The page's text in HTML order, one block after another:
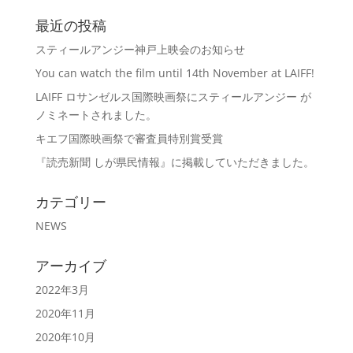
最近の投稿
スティールアンジー神戸上映会のお知らせ
You can watch the film until 14th November at LAIFF!
LAIFF ロサンゼルス国際映画祭にスティールアンジー が
ノミネートされました。
キエフ国際映画祭で審査員特別賞受賞
『読売新聞 しが県民情報』に掲載していただきました。
カテゴリー
NEWS
アーカイブ
2022年3月
2020年11月
2020年10月